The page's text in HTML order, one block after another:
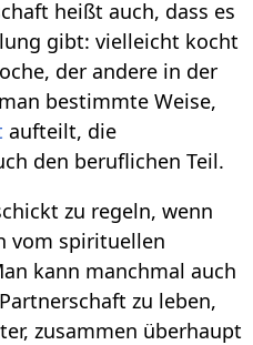
heißt auch, dass es
gibt: vielleicht kocht
der andere in der
bestimmte Weise,
aufteilt, die
den beruflichen Teil.
zu regeln, wenn
vom spirituellen
kann manchmal auch
zu leben,
zusammen überhaupt